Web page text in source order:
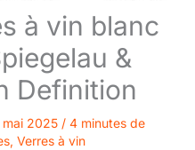
à vin blanc
&
Definition
mai 2025 / 4 minutes de
, Verres à vin